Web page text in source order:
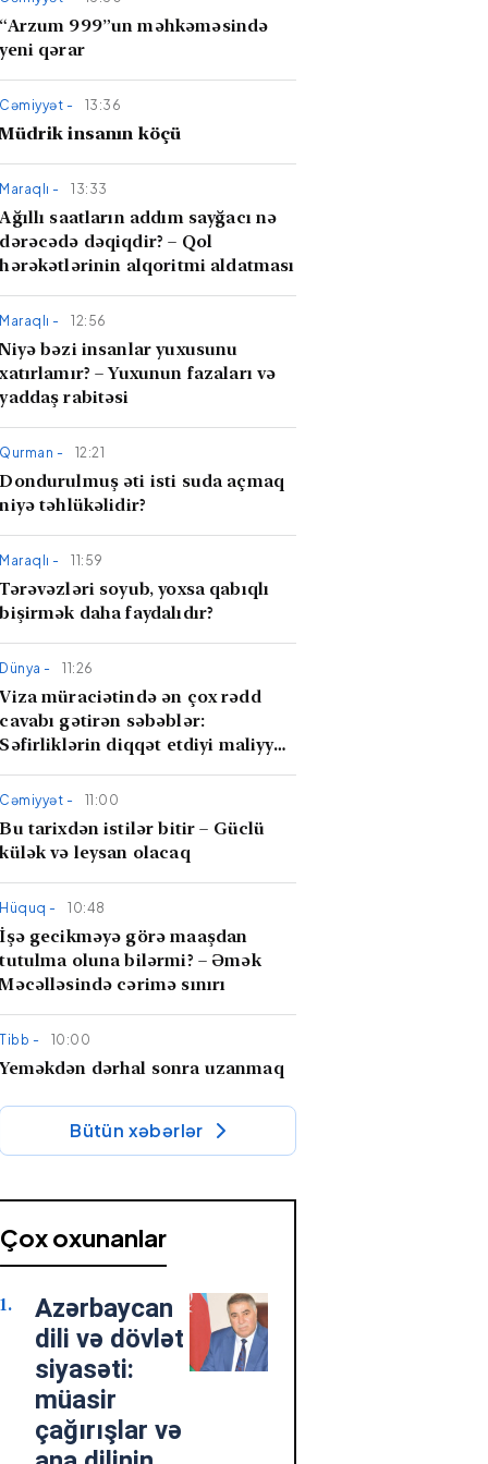
“Arzum 999”un məhkəməsində
yeni qərar
Cəmiyyət - 13:36
Müdrik insanın köçü
Maraqlı - 13:33
Ağıllı saatların addım sayğacı nə
dərəcədə dəqiqdir? – Qol
hərəkətlərinin alqoritmi aldatması
Maraqlı - 12:56
Niyə bəzi insanlar yuxusunu
xatırlamır? – Yuxunun fazaları və
yaddaş rabitəsi
Qurman - 12:21
Dondurulmuş əti isti suda açmaq
niyə təhlükəlidir?
Maraqlı - 11:59
Tərəvəzləri soyub, yoxsa qabıqlı
bişirmək daha faydalıdır?
Dünya - 11:26
Viza müraciətində ən çox rədd
cavabı gətirən səbəblər:
Səfirliklərin diqqət etdiyi maliyyə
Cəmiyyət - 11:00
Bu tarixdən istilər bitir – Güclü
külək və leysan olacaq
Hüquq - 10:48
İşə gecikməyə görə maaşdan
tutulma oluna bilərmi? – Əmək
Məcəlləsində cərimə sınırı
Tibb - 10:00
Yeməkdən dərhal sonra uzanmaq
Reflüksün əsas yaranma səbəbi
Qan analizi verməzdən əvvəl su
nüanslar
Maraqlı - 09:09
Paltaryuyan maşının qapısını
yuyulmadan sonra açıq saxlamaq
lazımdırmı?
Tibb - 08:33
Bütün xəbərlər
Çox oxunanlar
Azərbaycan
dili və dövlət
siyasəti:
müasir
çağırışlar və